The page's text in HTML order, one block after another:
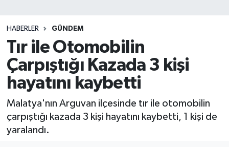
HABERLER GÜNDEM
Tır ile Otomobilin
Çarpıştığı Kazada 3 kişi
hayatını kaybetti
Malatya'nın Arguvan ilçesinde tır ile otomobilin
çarpıştığı kazada 3 kişi hayatını kaybetti, 1 kişi de
yaralandı.
Süper Lig Puan Durumu ve Fikstür
Tüm Manşetler
Son Dakika Haberleri
Haber Arşivi